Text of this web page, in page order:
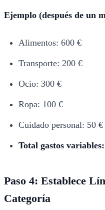
Ejemplo (después de un
Alimentos: 600 €
Transporte: 200 €
Ocio: 300 €
Ropa: 100 €
Cuidado personal: 50 €
Total gastos variables:
Paso 4: Establece
Categoría